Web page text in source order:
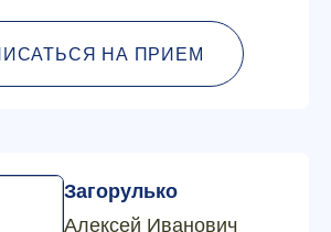
НА ПРИЕМ
Загорулько
Алексей Иванович